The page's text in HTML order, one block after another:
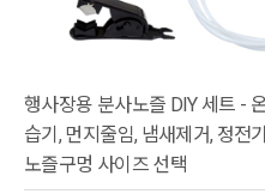
행사장용 분사노즐 DIY 세트 -
습기, 먼지줄임, 냄새제거, 정전
노즐구멍 사이즈 선택